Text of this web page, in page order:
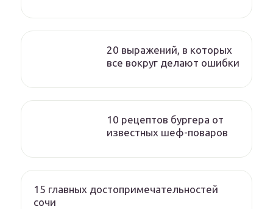
20 выражений, в которых
все вокруг делают ошибки
10 рецептов бургера от
известных шеф-поваров
15 главных достопримечательностей
сочи